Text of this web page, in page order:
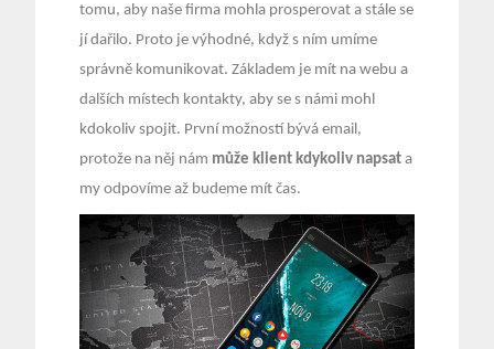
tomu, aby naše firma mohla prosperovat a stále se
jí dařilo. Proto je výhodné, když s ním umíme
správně komunikovat. Základem je mít na webu a
dalších místech kontakty, aby se s námi mohl
kdokoliv spojit. První možností bývá email,
protože na něj nám může klient kdykoliv napsat a
my odpovíme až budeme mít čas.